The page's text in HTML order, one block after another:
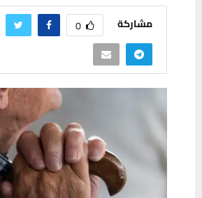
مشاركة 0